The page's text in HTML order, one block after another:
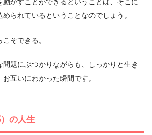
られているということなのでしょう。
そできる。
題にぶつかりながらも、しっかりと生き
互いにわかった瞬間です。
の人生